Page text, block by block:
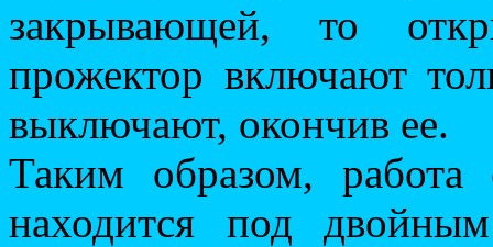
закрывающей, то
прожектор включают
выключают, окончив ее.
Таким образом, работа
находится под